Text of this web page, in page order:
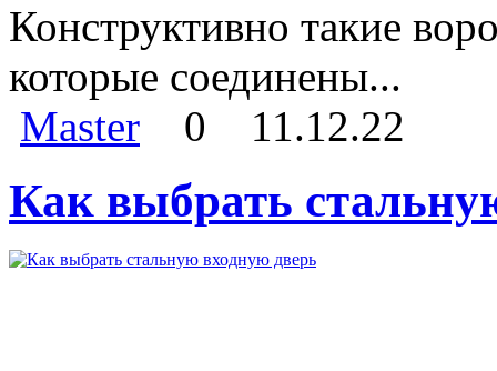
Конструктивно такие
которые соединены...
Master
0 11.12.22
Как выбрать